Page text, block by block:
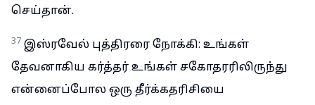
செய்தான்.
37 இஸ்ரவேல் புத்திரரை நோக்கி: உங்கள்
தேவனாகிய கர்த்தர் உங்கள் சகோதரரிலிருந்து
என்னைப்போல ஒரு தீர்க்கதரிசியை